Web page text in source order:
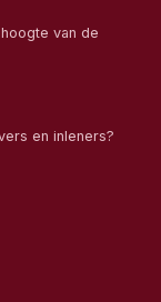
van de
en inleners?